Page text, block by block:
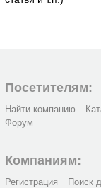
Посетителям:
Найти компанию
Форум
Компаниям:
Регистрация Поиск